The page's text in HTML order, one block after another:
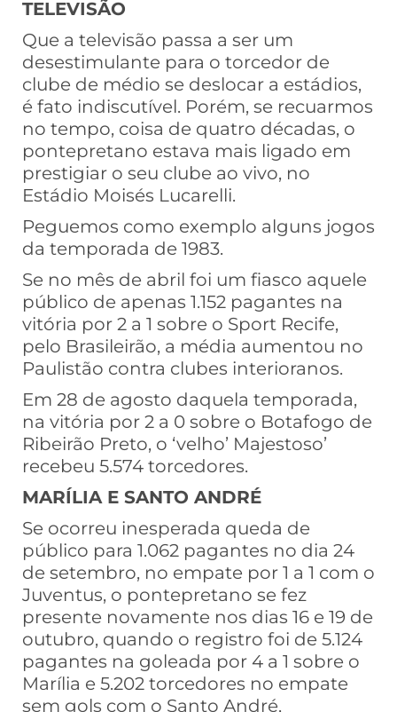
TELEVISÃO
Que a televisão passa a ser um
desestimulante para o torcedor de
clube de médio se deslocar a estádios,
é fato indiscutível. Porém, se recuarmos
no tempo, coisa de quatro décadas, o
pontepretano estava mais ligado em
prestigiar o seu clube ao vivo, no
Estádio Moisés Lucarelli.
Peguemos como exemplo alguns jogos
da temporada de 1983.
Se no mês de abril foi um fiasco aquele
público de apenas 1.152 pagantes na
vitória por 2 a 1 sobre o Sport Recife,
pelo Brasileirão, a média aumentou no
Paulistão contra clubes interioranos.
Em 28 de agosto daquela temporada,
na vitória por 2 a 0 sobre o Botafogo de
Ribeirão Preto, o ‘velho’ Majestoso’
recebeu 5.574 torcedores.
MARÍLIA E SANTO ANDRÉ
Se ocorreu inesperada queda de
público para 1.062 pagantes no dia 24
de setembro, no empate por 1 a 1 com o
Juventus, o pontepretano se fez
presente novamente nos dias 16 e 19 de
outubro, quando o registro foi de 5.124
pagantes na goleada por 4 a 1 sobre o
Marília e 5.202 torcedores no empate
sem gols com o Santo André,